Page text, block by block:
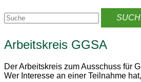
Arbeitskreis GGSA
Der Arbeitskreis zum Ausschuss für
Wer Interesse an einer Teilnahme